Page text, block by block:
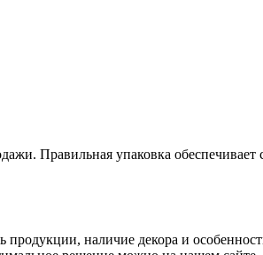
Правильная упаковка обеспечивает
наличие декора и